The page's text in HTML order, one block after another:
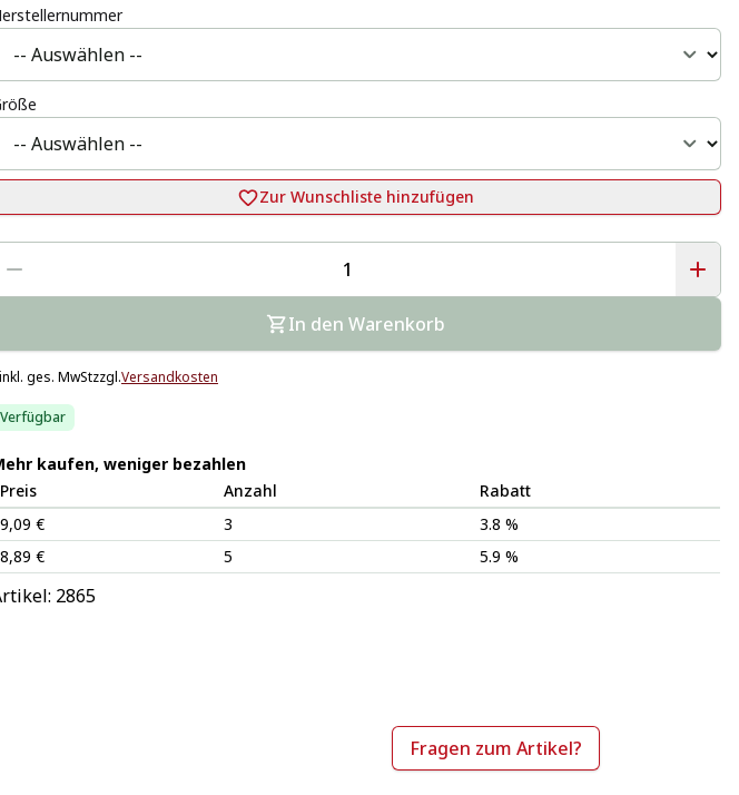
Zur Wunschliste hinzufügen
In den Warenkorb
inkl. ges. MwStzzgl.Versandkosten
Verfügbar
kaufen, weniger bezahlen
Preis
Anzahl
Rabatt
9,09 €
3
3.8 %
8,89 €
5 5.9 %
2865
Fragen zum Artikel?